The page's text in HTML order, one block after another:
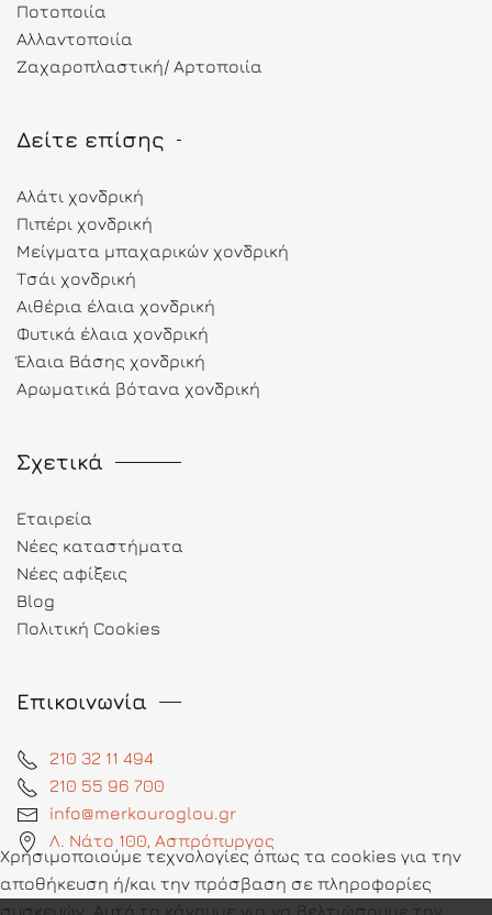
Ποτοποιία
Αλλαντοποιία
Ζαχαροπλαστική/ Αρτοποιία
Δείτε επίσης
Αλάτι χονδρική
Πιπέρι χονδρική
Μείγματα μπαχαρικών χονδρική
Τσάι χονδρική
Αιθέρια έλαια χονδρική
Φυτικά έλαια χονδρική
Έλαια Βάσης χονδρική
Αρωματικά βότανα χονδρική
Σχετικά
Εταιρεία
Νέες καταστήματα
Νέες αφίξεις
Blog
Πολιτική Cookies
Επικοινωνία
210 32 11 494
210 55 96 700
info@merkouroglou.gr
Λ. Νάτο 100, Ασπρόπυργος
Χρησιμοποιούμε τεχνολογίες όπως τα cookies για την
αποθήκευση ή/και την πρόσβαση σε πληροφορίες
συσκευών. Αυτό το κάνουμε για να βελτιώσουμε την